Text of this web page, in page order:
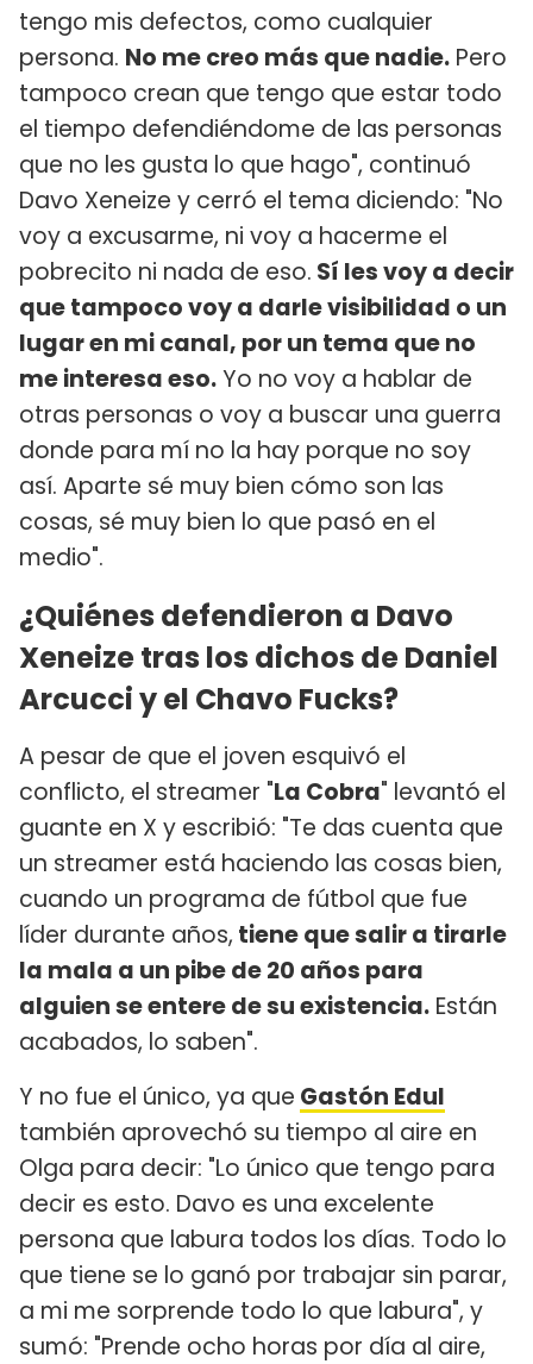
tengo mis defectos, como cualquier
persona. No me creo más que nadie. Pero
tampoco crean que tengo que estar todo
el tiempo defendiéndome de las personas
que no les gusta lo que hago", continuó
Davo Xeneize y cerró el tema diciendo: "No
voy a excusarme, ni voy a hacerme el
pobrecito ni nada de eso. Sí les voy a decir
que tampoco voy a darle visibilidad o un
lugar en mi canal, por un tema que no
me interesa eso.Yo no voy a hablar de
otras personas o voy a buscar una guerra
donde para mí no la hay porque no soy
así. Aparte sé muy bien cómo son las
cosas, sé muy bien lo que pasó en el
medio".
¿Quiénes defendieron a Davo
Xeneize tras los dichos de Daniel
Arcucci y el Chavo Fucks?
A pesar de que el joven esquivó el
conflicto, el streamer "La Cobra" levantó el
guante en X y escribió: "Te das cuenta que
un streamer está haciendo las cosas bien,
cuando un programa de fútbol que fue
líder durante años, tiene que salir a tirarle
la mala a un pibe de 20 años para
alguien se entere de su existencia. Están
acabados, lo saben".
Y no fue el único, ya que Gastón Edul
también aprovechó su tiempo al aire en
Olga para decir: "Lo único que tengo para
decir es esto. Davo es una excelente
persona que labura todos los días. Todo lo
que tiene se lo ganó por trabajar sin parar,
a mi me sorprende todo lo que labura", y
sumó: "Prende ocho horas por día al aire,